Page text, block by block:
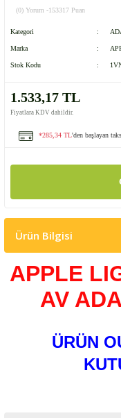
(0) Yorum -153317 Puan
Kategori
Marka
Stok Kodu
1.533,17 TL
Fiyatlara KDV dahildir.
*285,34 TL'den başlayan
Ürün Bilgisi
APPLE
AV
ÜRÜN